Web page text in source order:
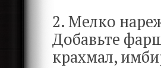
2. Мелко
Добавьте
крахмал,